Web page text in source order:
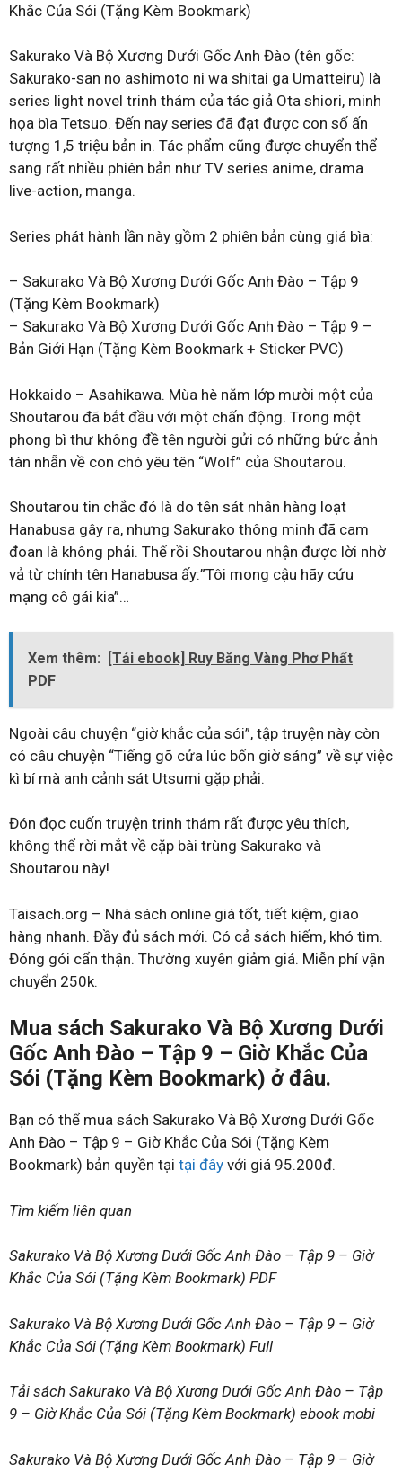
Khắc Của Sói (Tặng Kèm Bookmark)
Sakurako Và Bộ Xương Dưới Gốc Anh Đào (tên gốc:
Sakurako-san no ashimoto ni wa shitai ga Umatteiru) là
series light novel trinh thám của tác giả Ota shiori, minh
họa bìa Tetsuo. Đến nay series đã đạt được con số ấn
tượng 1,5 triệu bản in. Tác phẩm cũng được chuyển thể
sang rất nhiều phiên bản như TV series anime, drama
live-action, manga.
Series phát hành lần này gồm 2 phiên bản cùng giá bìa:
– Sakurako Và Bộ Xương Dưới Gốc Anh Đào – Tập 9
(Tặng Kèm Bookmark)
– Sakurako Và Bộ Xương Dưới Gốc Anh Đào – Tập 9 –
Bản Giới Hạn (Tặng Kèm Bookmark + Sticker PVC)
Hokkaido – Asahikawa. Mùa hè năm lớp mười một của
Shoutarou đã bắt đầu với một chấn động. Trong một
phong bì thư không đề tên người gửi có những bức ảnh
tàn nhẫn về con chó yêu tên “Wolf” của Shoutarou.
Shoutarou tin chắc đó là do tên sát nhân hàng loạt
Hanabusa gây ra, nhưng Sakurako thông minh đã cam
đoan là không phải. Thế rồi Shoutarou nhận được lời nhờ
vả từ chính tên Hanabusa ấy:”Tôi mong cậu hãy cứu
mạng cô gái kia”…
Xem thêm:
[Tải ebook] Ruy Băng Vàng Phơ Phất
PDF
Ngoài câu chuyện “giờ khắc của sói”, tập truyện này còn
có câu chuyện “Tiếng gõ cửa lúc bốn giờ sáng” về sự việc
kì bí mà anh cảnh sát Utsumi gặp phải.
Đón đọc cuốn truyện trinh thám rất được yêu thích,
không thể rời mắt về cặp bài trùng Sakurako và
Shoutarou này!
Taisach.org – Nhà sách online giá tốt, tiết kiệm, giao
hàng nhanh. Đầy đủ sách mới. Có cả sách hiếm, khó tìm.
Đóng gói cẩn thận. Thường xuyên giảm giá. Miễn phí vận
chuyển 250k.
Mua sách Sakurako Và Bộ Xương Dưới
Gốc Anh Đào – Tập 9 – Giờ Khắc Của
Sói (Tặng Kèm Bookmark) ở đâu.
Bạn có thể mua sách Sakurako Và Bộ Xương Dưới Gốc
Anh Đào – Tập 9 – Giờ Khắc Của Sói (Tặng Kèm
Bookmark) bản quyền tại tại đây với giá 95.200đ.
Tìm kiếm liên quan
Sakurako Và Bộ Xương Dưới Gốc Anh Đào – Tập 9 – Giờ
Khắc Của Sói (Tặng Kèm Bookmark) PDF
Sakurako Và Bộ Xương Dưới Gốc Anh Đào – Tập 9 – Giờ
Khắc Của Sói (Tặng Kèm Bookmark) Full
Tải sách Sakurako Và Bộ Xương Dưới Gốc Anh Đào – Tập
9 – Giờ Khắc Của Sói (Tặng Kèm Bookmark) ebook mobi
Sakurako Và Bộ Xương Dưới Gốc Anh Đào – Tập 9 – Giờ